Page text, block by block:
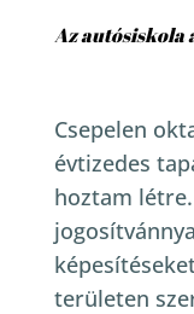
Az autósiskola
Csepelen
évtizedes
hoztam létre.
területen